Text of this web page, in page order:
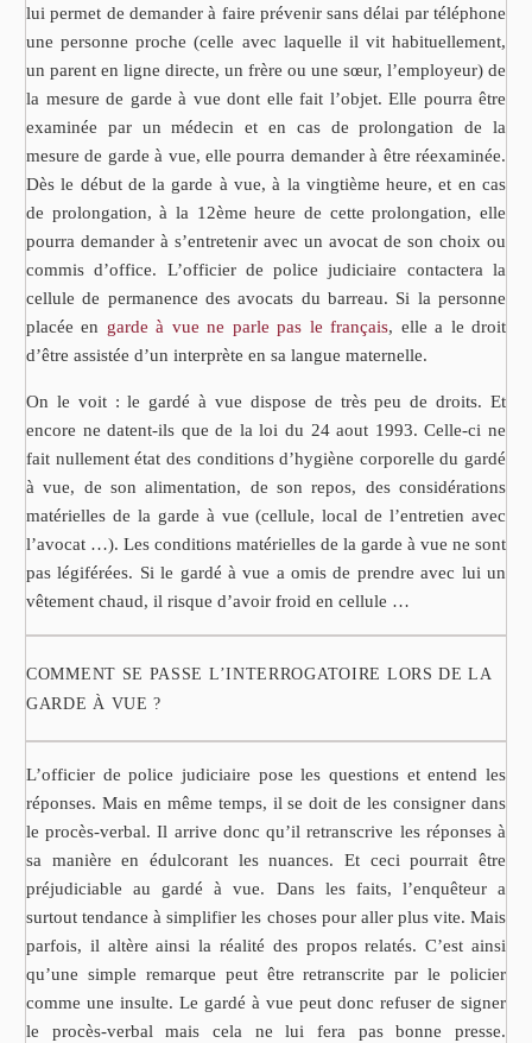
lui permet de demander à faire prévenir sans délai par téléphone
une personne proche (celle avec laquelle il vit habituellement,
un parent en ligne directe, un frère ou une sœur, l’employeur) de
la mesure de garde à vue dont elle fait l’objet. Elle pourra être
examinée par un médecin et en cas de prolongation de la
mesure de garde à vue, elle pourra demander à être réexaminée.
Dès le début de la garde à vue, à la vingtième heure, et en cas
de prolongation, à la 12ème heure de cette prolongation, elle
pourra demander à s’entretenir avec un avocat de son choix ou
commis d’office. L’officier de police judiciaire contactera la
cellule de permanence des avocats du barreau. Si la personne
placée en garde à vue ne parle pas le français, elle a le droit
d’être assistée d’un interprète en sa langue maternelle.
On le voit : le gardé à vue dispose de très peu de droits. Et
encore ne datent-ils que de la loi du 24 aout 1993. Celle-ci ne
fait nullement état des conditions d’hygiène corporelle du gardé
à vue, de son alimentation, de son repos, des considérations
matérielles de la garde à vue (cellule, local de l’entretien avec
l’avocat …). Les conditions matérielles de la garde à vue ne sont
pas légiférées. Si le gardé à vue a omis de prendre avec lui un
vêtement chaud, il risque d’avoir froid en cellule …
COMMENT SE PASSE L’INTERROGATOIRE LORS DE LA
GARDE À VUE ?
L’officier de police judiciaire pose les questions et entend les
réponses. Mais en même temps, il se doit de les consigner dans
le procès-verbal. Il arrive donc qu’il retranscrive les réponses à
sa manière en édulcorant les nuances. Et ceci pourrait être
préjudiciable au gardé à vue. Dans les faits, l’enquêteur a
surtout tendance à simplifier les choses pour aller plus vite. Mais
parfois, il altère ainsi la réalité des propos relatés. C’est ainsi
qu’une simple remarque peut être retranscrite par le policier
comme une insulte. Le gardé à vue peut donc refuser de signer
le procès-verbal mais cela ne lui fera pas bonne presse.